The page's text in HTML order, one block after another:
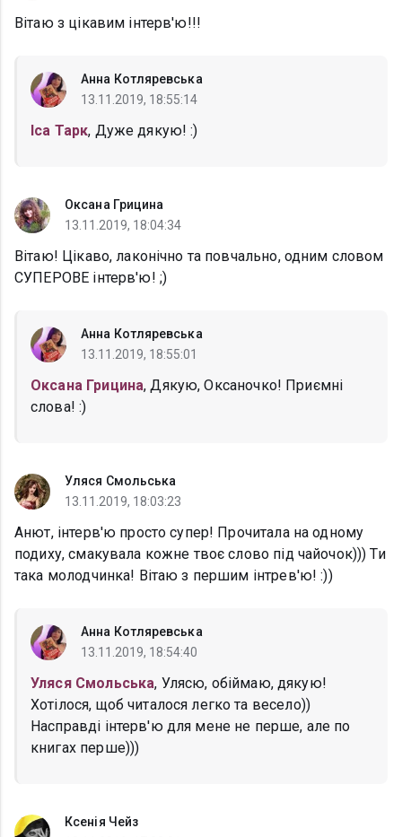
Вітаю з цікавим інтерв'ю!!!
Анна Котляревська
13.11.2019, 18:55:14
Іса Тарк, Дуже дякую! :)
Оксана Грицина
13.11.2019, 18:04:34
Вітаю! Цікаво, лаконічно та повчально, одним словом
СУПЕРОВЕ інтерв'ю! ;)
Анна Котляревська
13.11.2019, 18:55:01
Оксана Грицина, Дякую, Оксаночко! Приємні
слова! :)
Уляся Смольська
13.11.2019, 18:03:23
Анют, інтерв'ю просто супер! Прочитала на одному
подиху, смакувала кожне твоє слово під чайочок))) Ти
така молодчинка! Вітаю з першим інтрев'ю! :))
Анна Котляревська
13.11.2019, 18:54:40
Уляся Смольська, Улясю, обіймаю, дякую!
Хотілося, щоб читалося легко та весело))
Насправді інтерв'ю для мене не перше, але по
книгах перше)))
Ксенія Чейз